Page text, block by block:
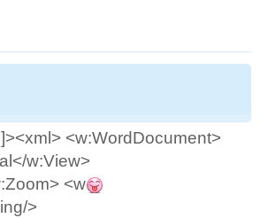
<w:WordDocument>
w:View>
<w
>